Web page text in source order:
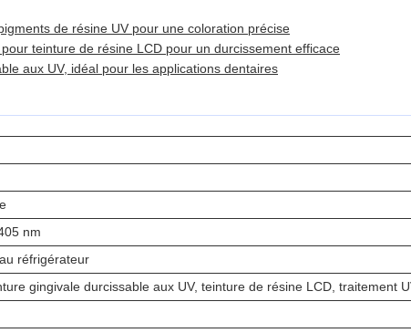
de résine UV pour une coloration précise
teinture de résine LCD pour un durcissement efficace
aux UV, idéal pour les applications dentaires
nm
réfrigérateur
gingivale durcissable aux UV, teinture de résine LCD, traitement